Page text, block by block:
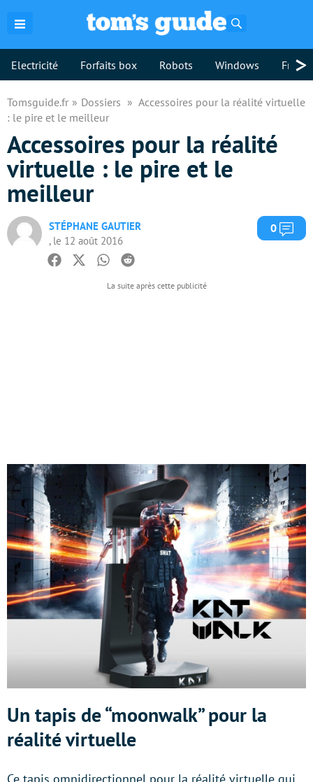
Electricité Forfaits box Robots Windows >
Tomsguide.fr Dossiers
Accessoires pour la réalité virtuelle
: le pire et le meilleur
Accessoires pour la réalité
virtuelle : le pire et le
meilleur
STÉPHANE GAUTIER
, le 12 août 2016
0
Facebook
TwitterWhatsapp
Reddit
Un tapis de “moonwalk” pour la
réalité virtuelle